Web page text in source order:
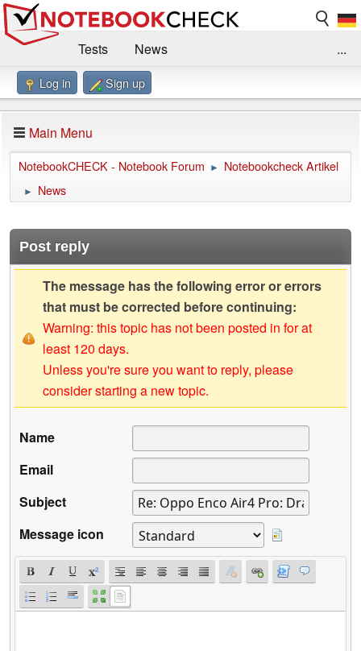
Tests
News
Benchmarks / Technik
Forum
Impressum
...
Log in Sign up
Main Menu
NotebookCHECK - Notebook Forum ► Notebookcheck Artikel
► News
Post reply
The message has the following error or errors
that must be corrected before continuing:
Warning: this topic has not been posted in for at
least 120 days.
Unless you're sure you want to reply, please
consider starting a new topic.
Name
Email
Subject
Message icon